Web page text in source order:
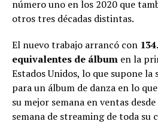
número uno en los 2020 que
otros tres décadas distintas.
El nuevo trabajo arrancó con
equivalentes de álbum en la
Estados Unidos, lo que supone la
para un álbum de danza en lo
su mejor semana en ventas
semana de streaming de toda su